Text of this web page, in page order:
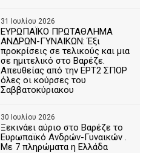
31 Ιουλίου 2026
ΕΥΡΩΠΑΪΚΟ ΠΡΩΤΑΘΛΗΜΑ
ΑΝΔΡΩΝ-ΓΥΝΑΙΚΩΝ: Έξι
προκρίσεις σε τελικούς και μια
σε ημιτελικό στο Βαρέζε.
Απευθείας από την ΕΡΤ2 ΣΠΟΡ
όλες οι κούρσες του
Σαββατοκύριακου
30 Ιουλίου 2026
Ξεκινάει αύριο στο Βαρέζε το
Ευρωπαϊκό Ανδρών-Γυναικών .
Με 7 πληρώματα η Ελλάδα